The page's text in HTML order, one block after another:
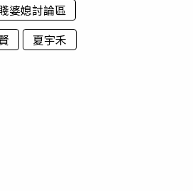
婆媳討論區
夏宇禾